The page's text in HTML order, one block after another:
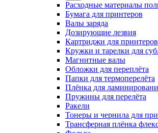
Расходные материалы
Бумага для принтеров
Валы заряда
Дозирующие лезвия
Картриджи для принтеров
Кружки и тарелки для
Магнитные валы
Обложки для переплёта
Папки для термоперелёта
Плёнка для
Пружины для перелёта
Ракели
Тонеры и чернила для
Трансферная плёнка